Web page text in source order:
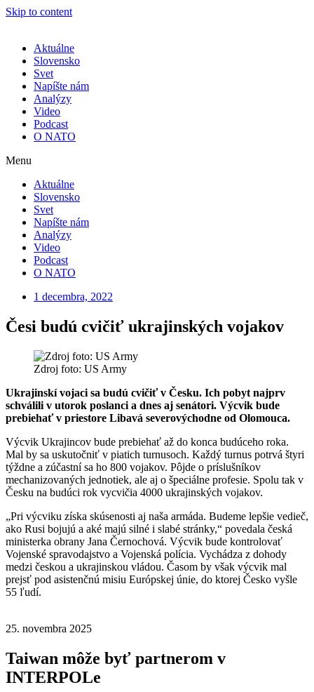
Skip to content
Aktuálne
Slovensko
Svet
Napíšte nám
Analýzy
Video
Podcast
O NATO
Menu
Aktuálne
Slovensko
Svet
Napíšte nám
Analýzy
Video
Podcast
O NATO
1 decembra, 2022
Česi budú cvičiť ukrajinských vojakov
Zdroj foto: US Army
Ukrajinskí vojaci sa budú cvičiť v Česku. Ich pobyt najprv
schválili v utorok poslanci a dnes aj senátori. Výcvik bude
prebiehať v priestore Libavá severovýchodne od Olomouca.
Výcvik Ukrajincov bude prebiehať až do konca budúceho roka.
Mal by sa uskutočniť v piatich turnusoch. Každý turnus potrvá štyri
týždne a zúčastní sa ho 800 vojakov. Pôjde o príslušníkov
mechanizovaných jednotiek, ale aj o špeciálne profesie. Spolu tak v
Česku na budúci rok vycvičia 4000 ukrajinských vojakov.
„Pri výcviku získa skúsenosti aj naša armáda. Budeme lepšie vedieč,
ako Rusi bojujú a aké majú silné i slabé stránky,“ povedala česká
ministerka obrany Jana Černochová. Výcvik bude kontrolovať
Vojenské spravodajstvo a Vojenská polícia. Vychádza z dohody
medzi českou a ukrajinskou vládou. Časom by však výcvik mal
prejsť pod asistenčnú misiu Európskej únie, do ktorej Česko vyšle
55 ľudí.
25. novembra 2025
Taiwan môže byť partnerom v
INTERPOLe